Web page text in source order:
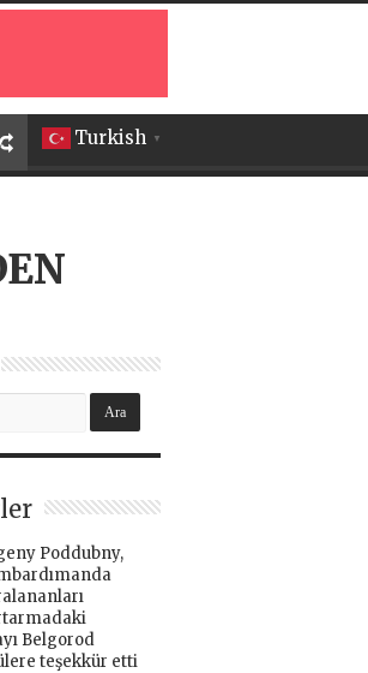
Turkish ▼
Poddubny,
Belgorod
teşekkür etti